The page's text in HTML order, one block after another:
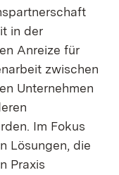
in der
Anreize für
zwischen
Unternehmen
Im Fokus
Lösungen, die
Praxis